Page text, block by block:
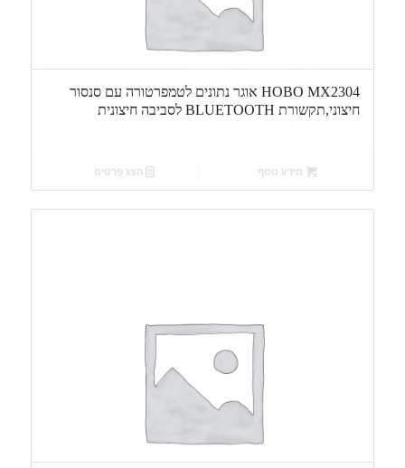
HOBO MX2304 אוגר נתונים לטמפרטורה עם סנסור
חיצוני,תקשורת BLUETOOTH לסביבה חיצונית
מידע נוסף הצג פרטים